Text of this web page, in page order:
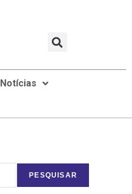
Notícias
PESQUISAR